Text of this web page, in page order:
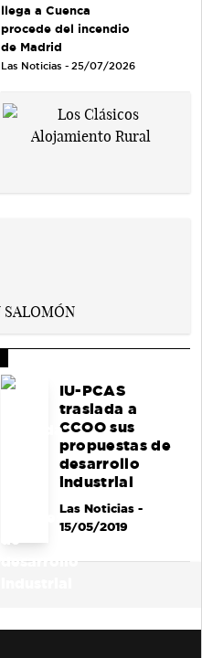
llega a Cuenca
procede del incendio
de Madrid
Las Noticias - 25/07/2026
IU-PCAS
traslada a
CCOO sus
propuestas de
desarrollo
industrial
Las Noticias-
15/05/2019